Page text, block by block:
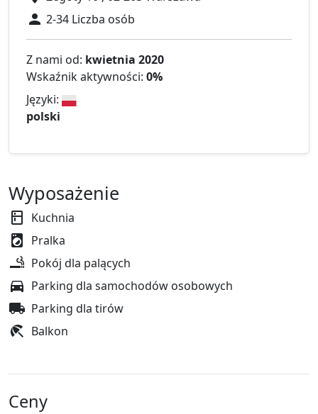
2-34 Liczba osób
Z nami od: kwietnia 2020
Wskaźnik aktywności: 0%
Języki:
polski
Wyposażenie
Kuchnia
Pralka
Pokój dla palących
Parking dla samochodów osobowych
Parking dla tirów
Balkon
Ceny